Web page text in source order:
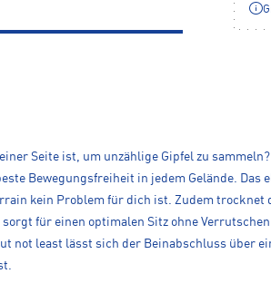
Seite ist, um unzählige Gipfel zu
Bewegungsfreiheit in jedem Gelände.
kein Problem für dich ist. Zudem trocknet
für einen optimalen Sitz ohne
not least lässt sich der Beinabschluss über